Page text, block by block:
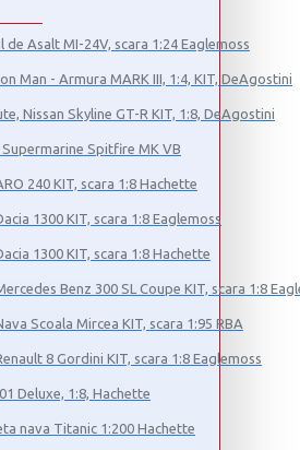
Asalt MI-24V, scara 1:24 Eaglemoss
Man - Armura MARK III, 1:4, KIT, DeAgostini
Nissan Skyline GT-R KIT, 1:8, DeAgostini
Spitfire MK VB
240 KIT, scara 1:8 Hachette
1300 KIT, scara 1:8 Eaglemoss
1300 KIT, scara 1:8 Hachette
Benz 300 SL Coupe KIT, scara 1:8
Scoala Mircea KIT, scara 1:95 RBA
8 Gordini KIT, scara 1:8 Eaglemoss
Deluxe, 1:8, Hachette
nava Titanic 1:200 Hachette